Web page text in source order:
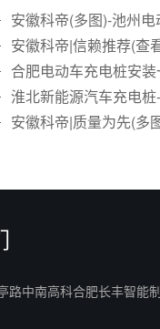
安徽科帝(多图)-池州
安徽科帝|信赖推荐(查
淮北新能源汽车充电
安徽科帝|质量为先(多
路中南高科合肥长丰智能